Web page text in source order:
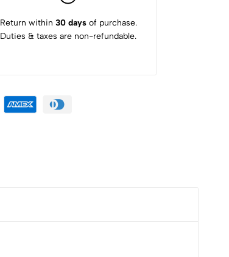
Return within 30 daysof purchase.
Duties & taxes are non-refundable.